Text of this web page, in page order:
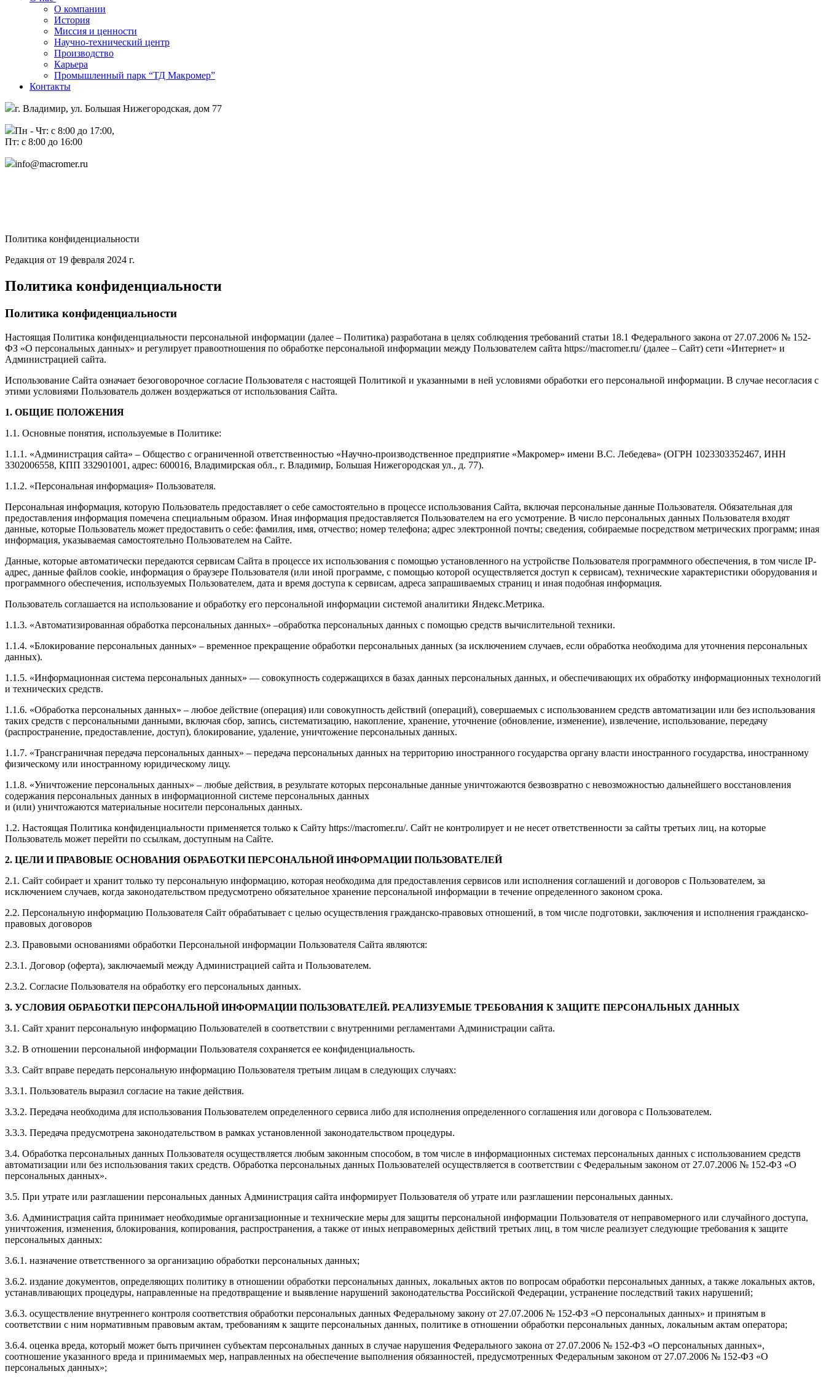
О компании
История
Миссия и ценности
Научно-технический центр
Производство
Карьера
Промышленный парк “ТД Макромер”
Контакты
г. Владимир, ул. Большая Нижегородская, дом 77
Пн - Чт: с 8:00 до 17:00,
Пт: с 8:00 до 16:00
info@macromer.ru
Политика конфиденциальности
Редакция от 19 февраля 2024 г.
Политика конфиденциальности
Политика конфиденциальности
Настоящая Политика конфиденциальности персональной информации (далее – Политика) разработана в целях соблюдения требований статьи 18.1 Федерального закона от 27.07.2006 № 152-
ФЗ «О персональных данных» и регулирует правоотношения по обработке персональной информации между Пользователем сайта https://macromer.ru/ (далее – Сайт) сети «Интернет» и
Администрацией сайта.
Использование Сайта означает безоговорочное согласие Пользователя с настоящей Политикой и указанными в ней условиями обработки его персональной информации. В случае несогласия с
этими условиями Пользователь должен воздержаться от использования Сайта.
1. ОБЩИЕ ПОЛОЖЕНИЯ
1.1. Основные понятия, используемые в Политике:
1.1.1. «Администрация сайта» – Общество с ограниченной ответственностью «Научно-производственное предприятие «Макромер» имени В.С. Лебедева» (ОГРН 1023303352467, ИНН
3302006558, КПП 332901001, адрес: 600016, Владимирская обл., г. Владимир, Большая Нижегородская ул., д. 77).
1.1.2. «Персональная информация» Пользователя.
Персональная информация, которую Пользователь предоставляет о себе самостоятельно в процессе использования Сайта, включая персональные данные Пользователя. Обязательная для
предоставления информация помечена специальным образом. Иная информация предоставляется Пользователем на его усмотрение. В число персональных данных Пользователя входят
данные, которые Пользователь может предоставить о себе: фамилия, имя, отчество; номер телефона; адрес электронной почты; сведения, собираемые посредством метрических программ; иная
информация, указываемая самостоятельно Пользователем на Сайте.
Данные, которые автоматически передаются сервисам Сайта в процессе их использования с помощью установленного на устройстве Пользователя программного обеспечения, в том числе IP-
адрес, данные файлов cookie, информация о браузере Пользователя (или иной программе, с помощью которой осуществляется доступ к сервисам), технические характеристики оборудования и
программного обеспечения, используемых Пользователем, дата и время доступа к сервисам, адреса запрашиваемых страниц и иная подобная информация.
Пользователь соглашается на использование и обработку его персональной информации системой аналитики Яндекс.Метрика.
1.1.3. «Автоматизированная обработка персональных данных» –обработка персональных данных с помощью средств вычислительной техники.
1.1.4. «Блокирование персональных данных» – временное прекращение обработки персональных данных (за исключением случаев, если обработка необходима для уточнения персональных
данных).
1.1.5. «Информационная система персональных данных» — совокупность содержащихся в базах данных персональных данных, и обеспечивающих их обработку информационных технологий
и технических средств.
1.1.6. «Обработка персональных данных» – любое действие (операция) или совокупность действий (операций), совершаемых с использованием средств автоматизации или без использования
таких средств с персональными данными, включая сбор, запись, систематизацию, накопление, хранение, уточнение (обновление, изменение), извлечение, использование, передачу
(распространение, предоставление, доступ), блокирование, удаление, уничтожение персональных данных.
1.1.7. «Трансграничная передача персональных данных» – передача персональных данных на территорию иностранного государства органу власти иностранного государства, иностранному
физическому или иностранному юридическому лицу.
1.1.8. «Уничтожение персональных данных» – любые действия, в результате которых персональные данные уничтожаются безвозвратно с невозможностью дальнейшего восстановления
содержания персональных данных в информационной системе персональных данных
и (или) уничтожаются материальные носители персональных данных.
1.2. Настоящая Политика конфиденциальности применяется только к Сайту https://macromer.ru/. Сайт не контролирует и не несет ответственности за сайты третьих лиц, на которые
Пользователь может перейти по ссылкам, доступным на Сайте.
2. ЦЕЛИ И ПРАВОВЫЕ ОСНОВАНИЯ ОБРАБОТКИ ПЕРСОНАЛЬНОЙ ИНФОРМАЦИИ ПОЛЬЗОВАТЕЛЕЙ
2.1. Сайт собирает и хранит только ту персональную информацию, которая необходима для предоставления сервисов или исполнения соглашений и договоров с Пользователем, за
исключением случаев, когда законодательством предусмотрено обязательное хранение персональной информации в течение определенного законом срока.
2.2. Персональную информацию Пользователя Сайт обрабатывает с целью осуществления гражданско-правовых отношений, в том числе подготовки, заключения и исполнения гражданско-
правовых договоров
2.3. Правовыми основаниями обработки Персональной информации Пользователя Сайта являются:
2.3.1. Договор (оферта), заключаемый между Администрацией сайта и Пользователем.
2.3.2. Согласие Пользователя на обработку его персональных данных.
3. УСЛОВИЯ ОБРАБОТКИ ПЕРСОНАЛЬНОЙ ИНФОРМАЦИИ ПОЛЬЗОВАТЕЛЕЙ. РЕАЛИЗУЕМЫЕ ТРЕБОВАНИЯ К ЗАЩИТЕ ПЕРСОНАЛЬНЫХ ДАННЫХ
3.1. Сайт хранит персональную информацию Пользователей в соответствии с внутренними регламентами Администрации сайта.
3.2. В отношении персональной информации Пользователя сохраняется ее конфиденциальность.
3.3. Сайт вправе передать персональную информацию Пользователя третьим лицам в следующих случаях:
3.3.1. Пользователь выразил согласие на такие действия.
3.3.2. Передача необходима для использования Пользователем определенного сервиса либо для исполнения определенного соглашения или договора с Пользователем.
3.3.3. Передача предусмотрена законодательством в рамках установленной законодательством процедуры.
3.4. Обработка персональных данных Пользователя осуществляется любым законным способом, в том числе в информационных системах персональных данных с использованием средств
автоматизации или без использования таких средств. Обработка персональных данных Пользователей осуществляется в соответствии с Федеральным законом от 27.07.2006 № 152-ФЗ «О
персональных данных».
3.5. При утрате или разглашении персональных данных Администрация сайта информирует Пользователя об утрате или разглашении персональных данных.
3.6. Администрация сайта принимает необходимые организационные и технические меры для защиты персональной информации Пользователя от неправомерного или случайного доступа,
уничтожения, изменения, блокирования, копирования, распространения, а также от иных неправомерных действий третьих лиц, в том числе реализует следующие требования к защите
персональных данных:
3.6.1. назначение ответственного за организацию обработки персональных данных;
3.6.2. издание документов, определяющих политику в отношении обработки персональных данных, локальных актов по вопросам обработки персональных данных, а также локальных актов,
устанавливающих процедуры, направленные на предотвращение и выявление нарушений законодательства Российской Федерации, устранение последствий таких нарушений;
3.6.3. осуществление внутреннего контроля соответствия обработки персональных данных Федеральному закону от 27.07.2006 № 152-ФЗ «О персональных данных» и принятым в
соответствии с ним нормативным правовым актам, требованиям к защите персональных данных, политике в отношении обработки персональных данных, локальным актам оператора;
3.6.4. оценка вреда, который может быть причинен субъектам персональных данных в случае нарушения Федерального закона от 27.07.2006 № 152-ФЗ «О персональных данных»,
соотношение указанного вреда и принимаемых мер, направленных на обеспечение выполнения обязанностей, предусмотренных Федеральным законом от 27.07.2006 № 152-ФЗ «О
персональных данных»;